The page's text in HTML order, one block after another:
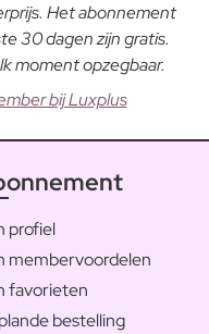
Het abonnement
30 dagen zijn gratis.
moment opzegbaar.
bij Luxplus
profiel
membervoordelen
favorieten
bestelling